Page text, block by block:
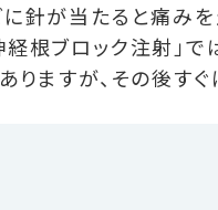
針が当たると痛みを
根ブロック注射」
りますが、その後す